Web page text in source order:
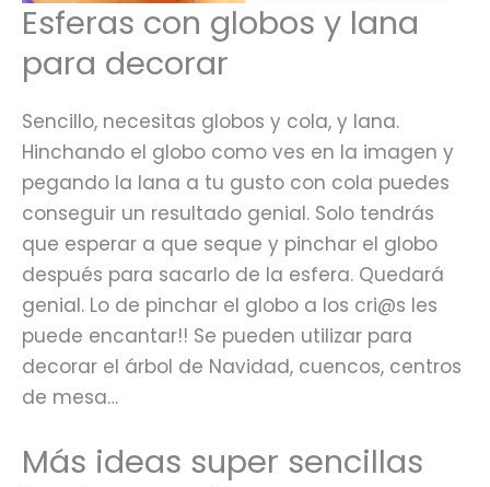
Esferas con globos y lana
para decorar
Sencillo, necesitas globos y cola, y lana.
Hinchando el globo como ves en la imagen y
pegando la lana a tu gusto con cola puedes
conseguir un resultado genial. Solo tendrás
que esperar a que seque y pinchar el globo
después para sacarlo de la esfera. Quedará
genial. Lo de pinchar el globo a los cri@s les
puede encantar!! Se pueden utilizar para
decorar el árbol de Navidad, cuencos, centros
de mesa…
Más ideas super sencillas